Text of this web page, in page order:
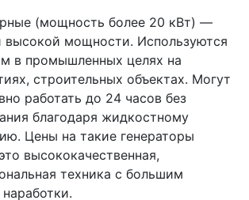
(мощность более 20 кВт) —
высокой мощности. Используются
в промышленных целях на
строительных объектах. Могут
работать до 24 часов без
благодаря жидкостному
Цены на такие генераторы
высококачественная,
техника с большим